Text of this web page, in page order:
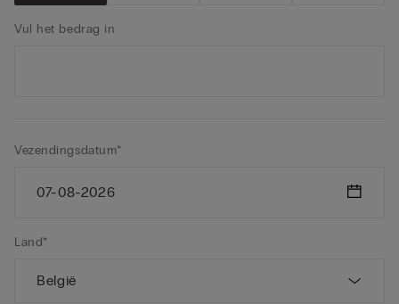
Vul het bedrag in
Vezendingsdatum*
Land*